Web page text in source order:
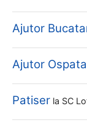
Ajutor
Ajutor
Patiser la SC